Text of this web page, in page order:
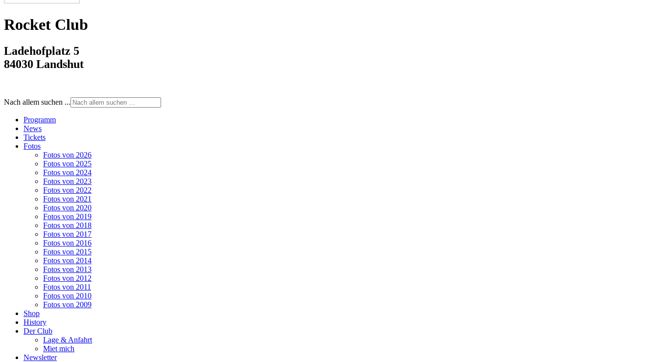
Rocket Club
Ladehofplatz 5
84030 Landshut
Nach allem suchen ...
Programm
News
Tickets
Fotos
Fotos von 2026
Fotos von 2025
Fotos von 2024
Fotos von 2023
Fotos von 2022
Fotos von 2021
Fotos von 2020
Fotos von 2019
Fotos von 2018
Fotos von 2017
Fotos von 2016
Fotos von 2015
Fotos von 2014
Fotos von 2013
Fotos von 2012
Fotos von 2011
Fotos von 2010
Fotos von 2009
Shop
History
Der Club
Lage & Anfahrt
Miet mich
Newsletter